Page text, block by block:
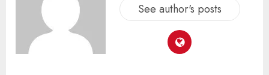
See author's posts